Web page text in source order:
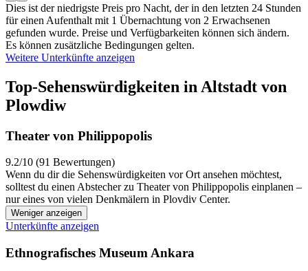
Dies ist der niedrigste Preis pro Nacht, der in den letzten 24 Stunden
für einen Aufenthalt mit 1 Übernachtung von 2 Erwachsenen
gefunden wurde. Preise und Verfügbarkeiten können sich ändern.
Es können zusätzliche Bedingungen gelten.
Weitere Unterkünfte anzeigen
Top-Sehenswürdigkeiten in Altstadt von
Plowdiw
Theater von Philippopolis
9.2/10 (91 Bewertungen)
Wenn du dir die Sehenswürdigkeiten vor Ort ansehen möchtest,
solltest du einen Abstecher zu Theater von Philippopolis einplanen –
nur eines von vielen Denkmälern in Plovdiv Center.
Weniger anzeigen
Unterkünfte anzeigen
Ethnografisches Museum Ankara